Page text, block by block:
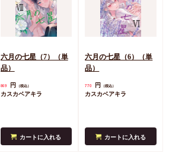
六月の七星（7）（単
品）
869 円 （税込）
カスカベアキラ
カートに入れる
六月の七星（6）（単
品）
770 円 （税込）
カスカベアキラ
カートに入れる